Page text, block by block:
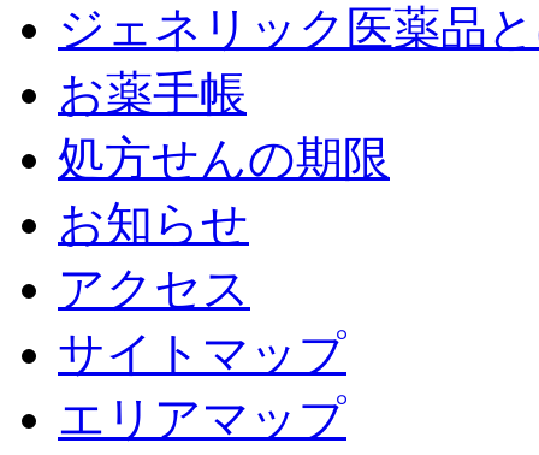
ジェネリック医薬品
お薬手帳
処方せんの期限
お知らせ
アクセス
サイトマップ
エリアマップ